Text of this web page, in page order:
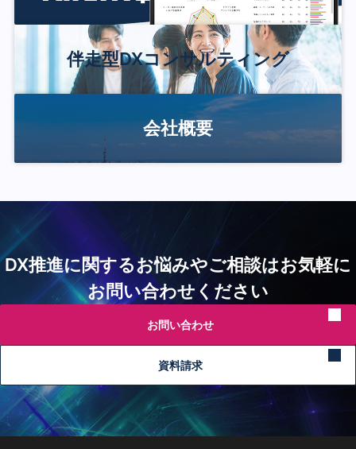
伴走型DXコンサルティング
会社概要
DX推進に関するお悩みやご相談はお気軽に
お問い合わせください
お問い合わせ
資料請求